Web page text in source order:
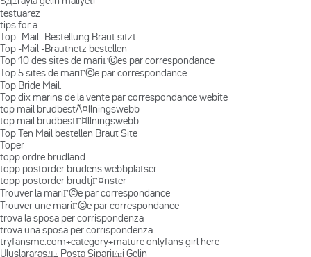
testuarez
tips for a
Top -Mail -Bestellung Braut sitzt
Top -Mail -Brautnetz bestellen
Top 10 des sites de mariГ©es par correspondance
Top 5 sites de mariГ©e par correspondance
Top Bride Mail.
Top dix marins de la vente par correspondance webite
top mail brudbestÃ¤llningswebb
top mail brudbestГ¤llningswebb
Top Ten Mail bestellen Braut Site
Toper
topp ordre brudland
topp postorder brudens webbplatser
topp postorder brudtjГ¤nster
Trouver la mariГ©e par correspondance
Trouver une mariГ©e par correspondance
trova la sposa per corrispondenza
trova una sposa per corrispondenza
tryfansme.com+category+mature onlyfans girl here
UluslararasД± Posta SipariЕџi Gelin